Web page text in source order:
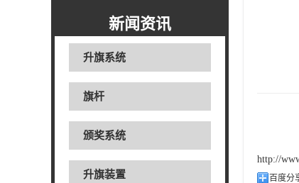
新闻资讯
升旗系统
旗杆
颁奖系统
升旗装置
http://
百度分